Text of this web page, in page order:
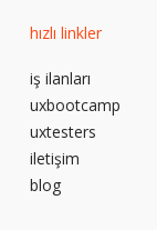
hızlı linkler
iş ilanları
uxbootcamp
uxtesters
iletişim
blog